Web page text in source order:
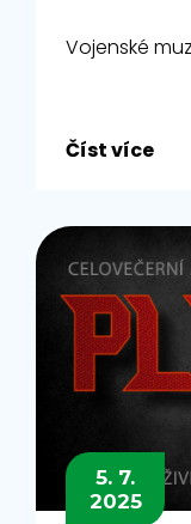
Vojenské
Číst více
5. 7.
2025